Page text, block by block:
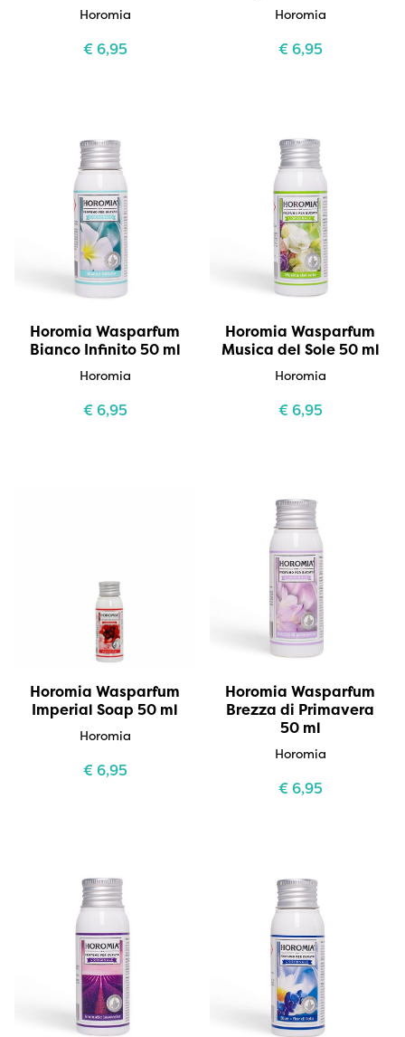
Horomia
€6,95
Horomia
€6,95
Horomia Wasparfum
Bianco Infinito 50 ml
Horomia
€6,95
Horomia Wasparfum
Musica del Sole 50 ml
Horomia
€6,95
Horomia Wasparfum
Imperial Soap 50 ml
Horomia
€6,95
Horomia Wasparfum
Brezza di Primavera
50 ml
Horomia
€6,95